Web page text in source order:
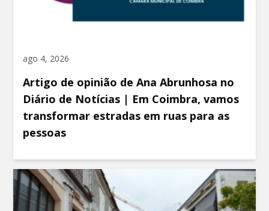
ago 4, 2026
Artigo de opinião de Ana Abrunhosa no
Diário de Notícias | Em Coimbra, vamos
transformar estradas em ruas para as
pessoas